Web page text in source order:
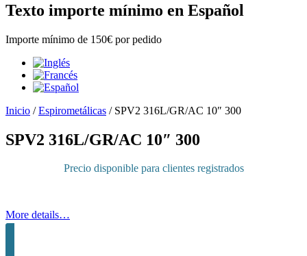
Texto importe mínimo en Español
Importe mínimo de 150€ por pedido
Inicio /Espirometálicas / SPV2 316L/GR/AC 10″ 300
SPV2 316L/GR/AC 10″ 300
Precio disponible para clientes registrados
More details…